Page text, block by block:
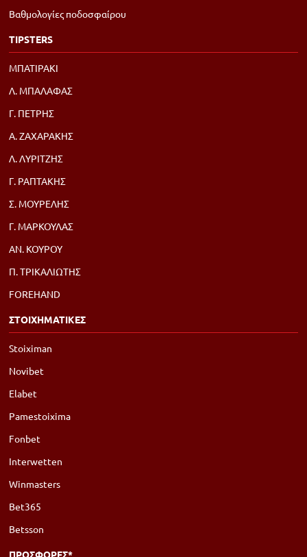
Βαθμολογίες ποδοσφαίρου
TIPSTERS
ΜΠΑΤΙΡΑΚΙ
Λ. ΜΠΑΛΑΦΑΣ
Γ. ΠΕΤΡΗΣ
Α. ΖΑΧΑΡΑΚΗΣ
Λ. ΛΥΡΙΤΖΗΣ
Γ. ΡΑΠΤΑΚΗΣ
Σ. ΜΟΥΡΕΛΗΣ
Γ. ΜΑΡΚΟΥΛΑΣ
ΑΝ. ΚΟΥΡΟΥ
Π. ΤΡΙΚΑΛΙΩΤΗΣ
FOREHAND
ΣΤΟΙΧΗΜΑΤΙΚΕΣ
Stoiximan
Novibet
Elabet
Pamestoixima
Fonbet
Interwetten
Winmasters
Bet365
Betsson
ΠΡΟΣΦΟΡΕΣ*